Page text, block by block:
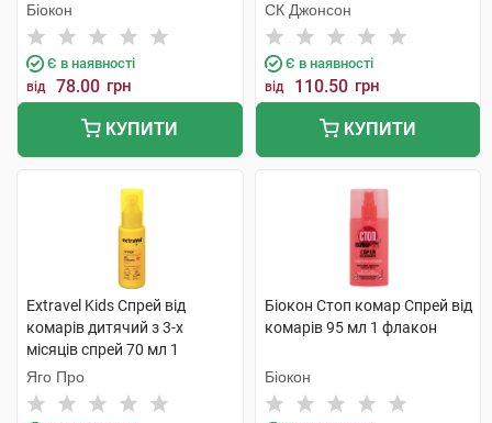
Біокон
Є в наявності
від 78.00 грн
КУПИТИ
СК Джонсон
Є в наявності
від 110.50 грн
КУПИТИ
Extravel Kids Спрей від
комарів дитячий з 3-х
місяців спрей 70 мл 1
флакон
Яго Про
Біокон Стоп комар Спрей від
комарів 95 мл 1 флакон
Біокон